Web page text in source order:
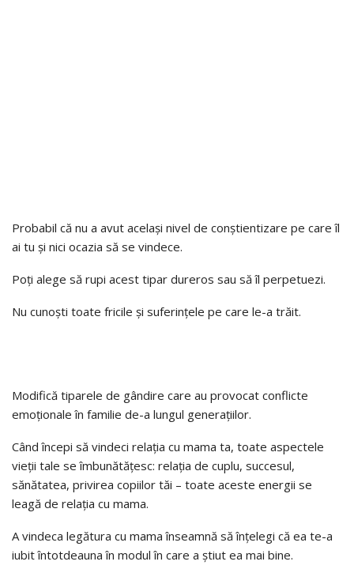
Probabil că nu a avut același nivel de conștientizare pe care îl
ai tu și nici ocazia să se vindece.
Poți alege să rupi acest tipar dureros sau să îl perpetuezi.
Nu cunoști toate fricile și suferințele pe care le-a trăit.
Modifică tiparele de gândire care au provocat conflicte
emoționale în familie de-a lungul generațiilor.
Când începi să vindeci relația cu mama ta, toate aspectele
vieții tale se îmbunătățesc: relația de cuplu, succesul,
sănătatea, privirea copiilor tăi – toate aceste energii se
leagă de relația cu mama.
A vindeca legătura cu mama înseamnă să înțelegi că ea te-a
iubit întotdeauna în modul în care a știut ea mai bine.